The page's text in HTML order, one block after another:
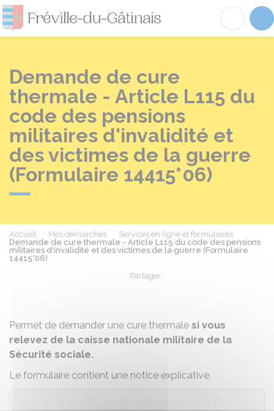
Fréville-du-
Demande de cure
thermale - Article L115 du
code des pensions
militaires d'invalidité et
des victimes de la guerre
(Formulaire 14415*06)
Accueil Mes démarches
Services en ligne et formulaires
Demande de cure thermale - Article L115 du code des pensions
militaires d'invalidité et des victimes de la guerre (Formulaire
14415*06)
Partager
Permet de demander une cure thermale si vous
relevez de la caisse nationale militaire de la
Sécurité sociale.
Le formulaire contient une notice explicative.